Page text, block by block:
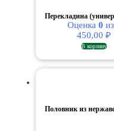
Перекладина
Оценка 0
450,00 ₽
В корзину
Половник из